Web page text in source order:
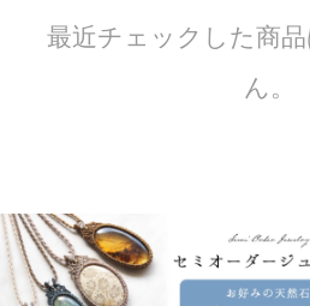
最近チェックした商
ん。